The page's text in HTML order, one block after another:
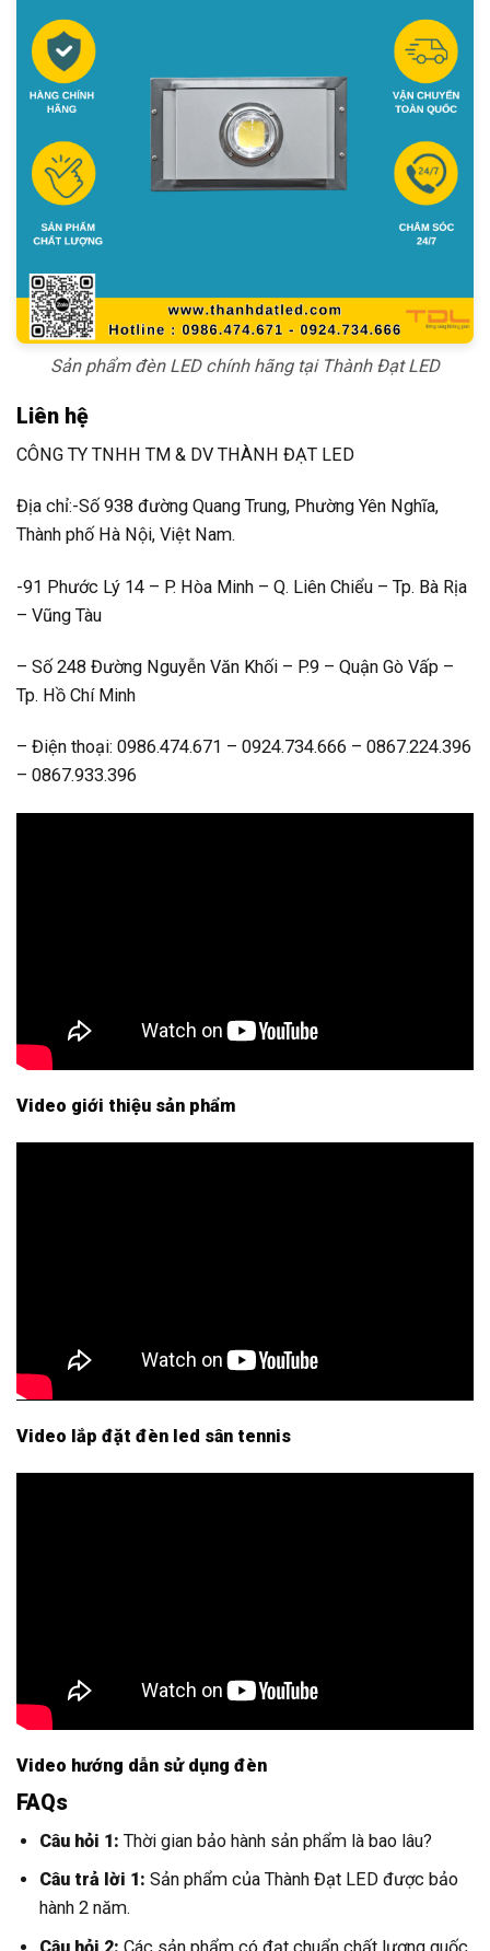
Sản phẩm đèn LED chính hãng tại Thành Đạt LED
Liên hệ
CÔNG TY TNHH TM & DV THÀNH ĐẠT LED
Địa chỉ:-Số 938 đường Quang Trung, Phường Yên Nghĩa,
Thành phố Hà Nội, Việt Nam.
-91 Phước Lý 14 – P. Hòa Minh – Q. Liên Chiểu – Tp. Bà Rịa
– Vũng Tàu
– Số 248 Đường Nguyễn Văn Khối – P.9 – Quận Gò Vấp –
Tp. Hồ Chí Minh
– Điện thoại: 0986.474.671 – 0924.734.666 – 0867.224.396
– 0867.933.396
Video giới thiệu sản phẩm
Video lắp đặt đèn led sân tennis
Video hướng dẫn sử dụng đèn
FAQs
Câu hỏi 1: Thời gian bảo hành sản phẩm là bao lâu?
Câu trả lời 1: Sản phẩm của Thành Đạt LED được bảo
hành 2 năm.